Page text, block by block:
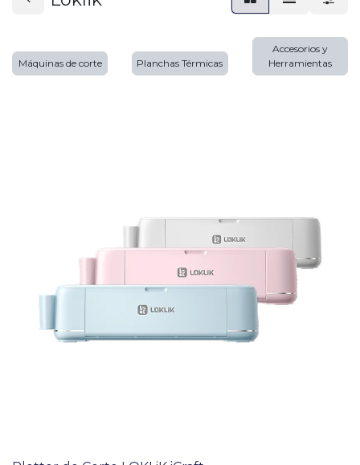
Máquinas de corte Planchas Térmicas
Accesorios y
Herramientas